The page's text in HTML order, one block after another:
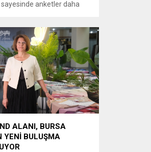
anketler daha
Platforma eklenen
organizasyonları ve
daha pratik bir hâle
öne çıkan değişiklikler ve
özetlenmiştir. Anketlerde
ALANI, BURSA
YENİ BULUŞMA